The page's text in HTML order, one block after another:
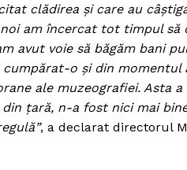
clădirea şi care au
am încercat tot timpul
avut voie să băgăm bani
o şi din
ale muzeografiei. Asta
ţară, n-a fost nici mai
, a declarat directorul